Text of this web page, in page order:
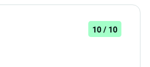
10 / 10